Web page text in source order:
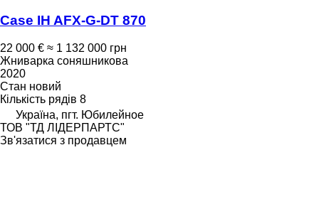
Case IH AFX-G-DT 870
22 000 € ≈ 1 132 000 грн
Жниварка соняшникова
2020
Стан новий
Кількість рядів 8
Україна, пгт. Юбилейное
ТОВ "ТД ЛІДЕРПАРТС"
Зв'язатися з продавцем